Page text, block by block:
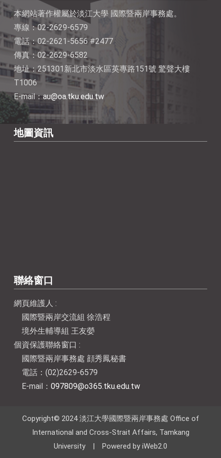
本網站著作權屬於淡江大學 國際暨兩岸事務處。
專線：02-2629-6579
電話：02-2621-5656 #2477
傳真：02-2629-6582
地址：251301新北市淡水區英專路151號 驚聲大樓
T1006
E-mail：au@oa.tku.edu.tw
地圖資訊
聯絡窗口
網頁維護人 :
國際暨兩岸交流組 徐浩程
境外生輔導組 王友嫈
個資保護聯絡窗口 :
國際暨兩岸事務處 顔秀鳳秘書
電話：(02)2629-6579
E-mail： 097809@o365.tku.edu.tw
Copyright© 2024 淡江大學國際暨兩岸事務處 Office of
International and Cross-Strait Affairs, Tamkang
University | Powered by iWeb2.0